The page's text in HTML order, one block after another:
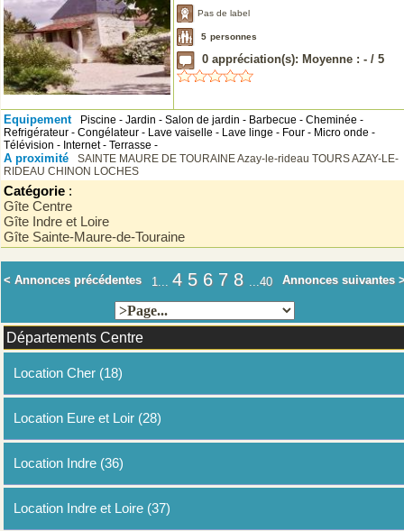
Pas de label
5 personnes
0 appréciation(s): Moyenne : - / 5
Equipement
Piscine - Jardin - Salon de jardin - Barbecue - Cheminée -
Refrigérateur - Congélateur - Lave vaiselle - Lave linge - Four - Micro onde -
Télévision - Internet - Terrasse -
A proximité SAINTE MAURE DE TOURAINEAzay-le-rideau TOURSAZAY-LE-
RIDEAU CHINON LOCHES
Catégorie :
Gîte Centre
Gîte Indre et Loire
Gîte Sainte-Maure-de-Touraine
< Annonces précédentes 1... 4 5 6 7 8 ...40 Annonces suivantes
Départements Centre
Location Cher (18)
Location Eure et Loir (28)
Location Indre (36)
Location Indre et Loire (37)